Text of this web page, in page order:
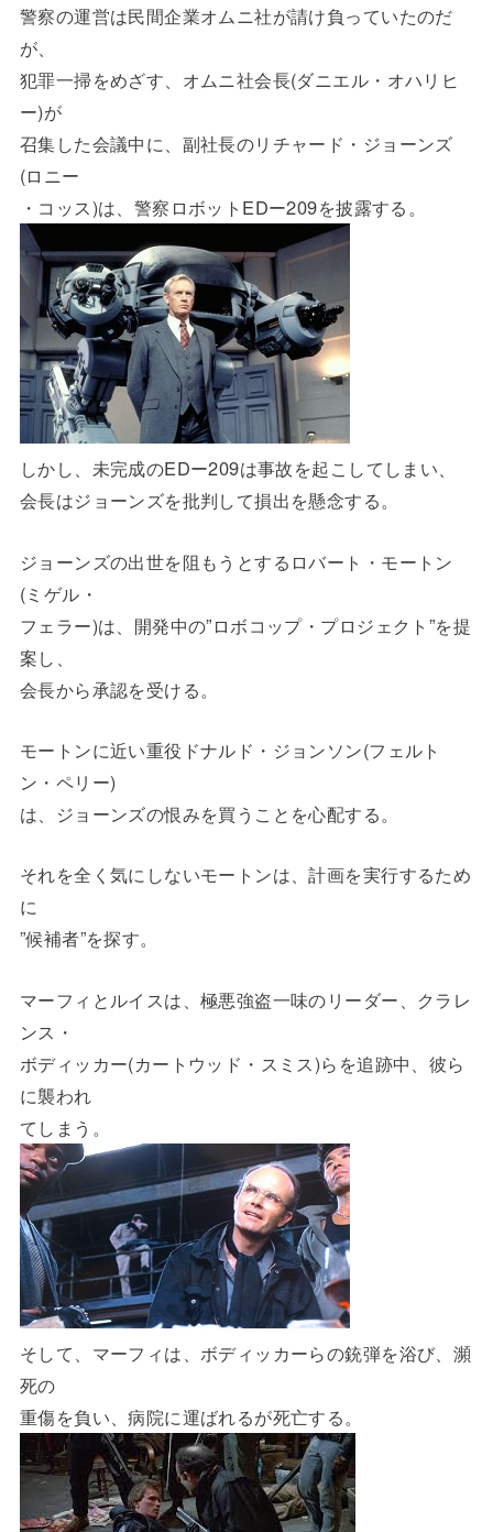
警察の運営は民間企業オムニ社が請け負っていたのだ
が、
犯罪一掃をめざす、オムニ社会長(ダニエル・オハリヒ
ー)が
召集した会議中に、副社長のリチャード・ジョーンズ
(ロニー
・コッス)は、警察ロボットEDー209を披露する。
しかし、未完成のEDー209は事故を起こしてしまい、
会長はジョーンズを批判して損出を懸念する。
ジョーンズの出世を阻もうとするロバート・モートン
(ミゲル・
フェラー)は、開発中の”ロボコップ・プロジェクト”を提
案し、
会長から承認を受ける。
モートンに近い重役ドナルド・ジョンソン(フェルト
ン・ペリー)
は、ジョーンズの恨みを買うことを心配する。
それを全く気にしないモートンは、計画を実行するため
に
”候補者”を探す。
マーフィとルイスは、極悪強盗一味のリーダー、クラレ
ンス・
ボディッカー(カートウッド・スミス)らを追跡中、彼ら
に襲われ
てしまう。
そして、マーフィは、ボディッカーらの銃弾を浴び、瀕
死の
重傷を負い、病院に運ばれるが死亡する。